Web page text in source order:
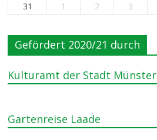
31
1 2 3
Gefördert 2020/21 durch
Kulturamt der Stadt Münster
Gartenreise Laade